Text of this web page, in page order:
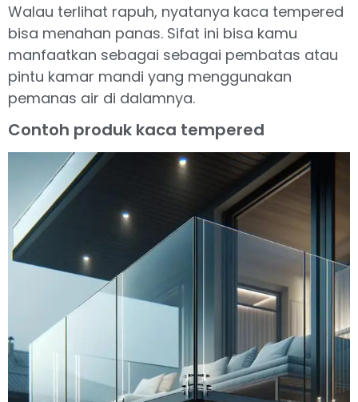
Walau terlihat rapuh, nyatanya kaca tempered
bisa menahan panas. Sifat ini bisa kamu
manfaatkan sebagai sebagai pembatas atau
pintu kamar mandi yang menggunakan
pemanas air di dalamnya.
Contoh produk kaca tempered